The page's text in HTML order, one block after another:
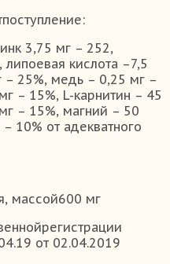
3,75 мг – 252,
кислота –7,5
– 25%, медь – 0,25 мг –
– 15%, L-карнитин – 45
– 15%, магний – 50
10% от адекватного
массой600 мг
от 02.04.2019